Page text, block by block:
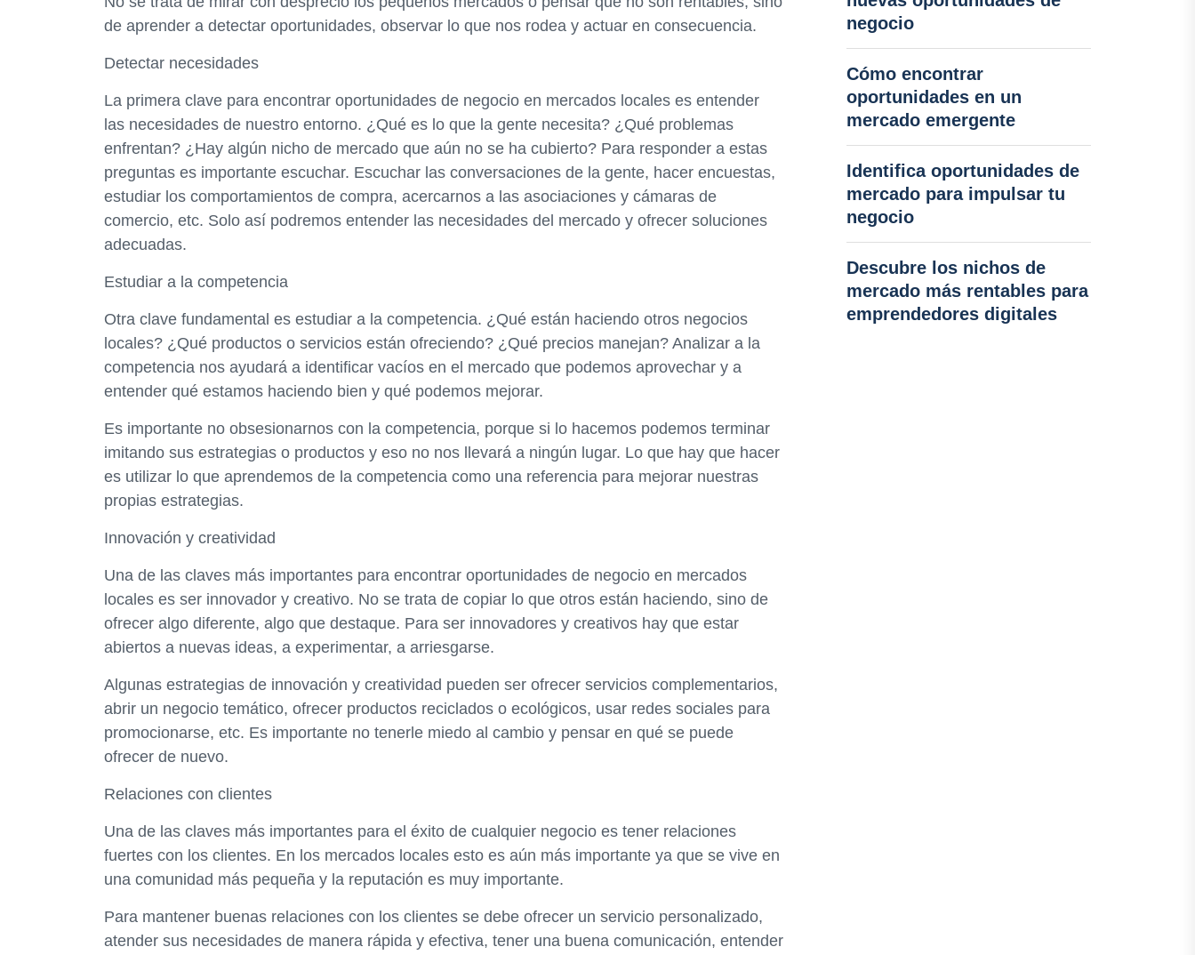
de aprender a detectar oportunidades, observar lo que nos rodea y actuar en consecuencia.
Detectar necesidades
La primera clave para encontrar oportunidades de negocio en mercados locales es entender
las necesidades de nuestro entorno. ¿Qué es lo que la gente necesita? ¿Qué problemas
enfrentan? ¿Hay algún nicho de mercado que aún no se ha cubierto? Para responder a estas
preguntas es importante escuchar. Escuchar las conversaciones de la gente, hacer encuestas,
estudiar los comportamientos de compra, acercarnos a las asociaciones y cámaras de
comercio, etc. Solo así podremos entender las necesidades del mercado y ofrecer soluciones
adecuadas.
Estudiar a la competencia
Otra clave fundamental es estudiar a la competencia. ¿Qué están haciendo otros negocios
locales? ¿Qué productos o servicios están ofreciendo? ¿Qué precios manejan? Analizar a la
competencia nos ayudará a identificar vacíos en el mercado que podemos aprovechar y a
entender qué estamos haciendo bien y qué podemos mejorar.
Es importante no obsesionarnos con la competencia, porque si lo hacemos podemos terminar
imitando sus estrategias o productos y eso no nos llevará a ningún lugar. Lo que hay que hacer
es utilizar lo que aprendemos de la competencia como una referencia para mejorar nuestras
propias estrategias.
Innovación y creatividad
Una de las claves más importantes para encontrar oportunidades de negocio en mercados
locales es ser innovador y creativo. No se trata de copiar lo que otros están haciendo, sino de
ofrecer algo diferente, algo que destaque. Para ser innovadores y creativos hay que estar
abiertos a nuevas ideas, a experimentar, a arriesgarse.
Algunas estrategias de innovación y creatividad pueden ser ofrecer servicios complementarios,
abrir un negocio temático, ofrecer productos reciclados o ecológicos, usar redes sociales para
promocionarse, etc. Es importante no tenerle miedo al cambio y pensar en qué se puede
ofrecer de nuevo.
Relaciones con clientes
Una de las claves más importantes para el éxito de cualquier negocio es tener relaciones
fuertes con los clientes. En los mercados locales esto es aún más importante ya que se vive en
una comunidad más pequeña y la reputación es muy importante.
Para mantener buenas relaciones con los clientes se debe ofrecer un servicio personalizado,
atender sus necesidades de manera rápida y efectiva, tener una buena comunicación, entender
negocio
Cómo encontrar
oportunidades en un
mercado emergente
Identifica oportunidades de
mercado para impulsar tu
negocio
Descubre los nichos de
mercado más rentables para
emprendedores digitales